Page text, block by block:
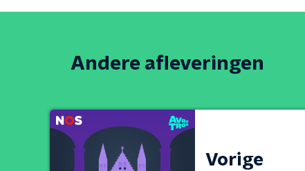
Andere afleveringen
Vorige